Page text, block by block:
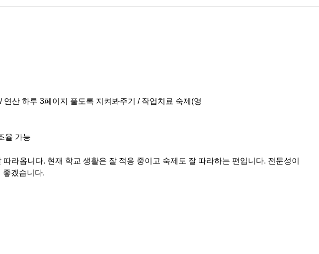
산 하루 3페이지 풀도록 지켜봐주기 / 작업치료 숙제(영
율 가능
라옵니다. 현재 학교 생활은 잘 적응 중이고 숙제도 잘 따라하는 편입니다. 전문성이
좋겠습니다.